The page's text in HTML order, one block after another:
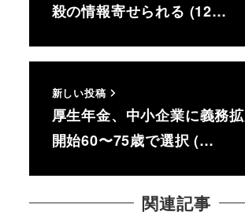
殺の情報寄せられる (12…
新しい投稿
厚生年金、中小企業に義務
開始60〜75歳で選択 (…
関連記事